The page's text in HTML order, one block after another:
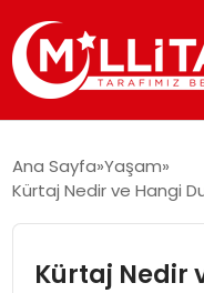
ÖZEL SAYFALAR
TEKNOLOJI
Ana Sayfa Yaşam
Kürtaj Nedir ve Hangi
Kürtaj Nedir